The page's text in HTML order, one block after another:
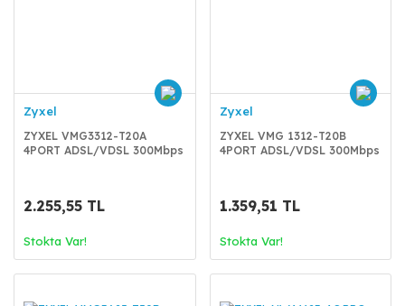
Zyxel
ZYXEL VMG3312-T20A
4PORT ADSL/VDSL 300Mbps
2.255,55 TL
Stokta Var!
Zyxel
ZYXEL VMG 1312-T20B
4PORT ADSL/VDSL 300Mbps
1.359,51 TL
Stokta Var!